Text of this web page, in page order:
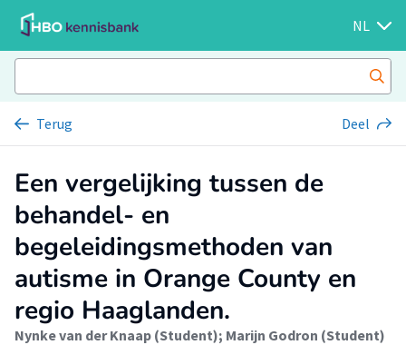
NL
Terug Deel
Een vergelijking tussen de
behandel- en
begeleidingsmethoden van
autisme in Orange County en
regio Haaglanden.
Nynke van der Knaap (Student); Marijn Godron (Student)